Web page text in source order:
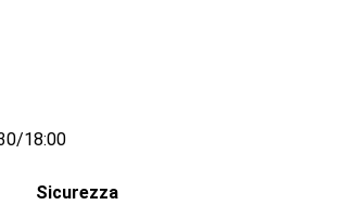
18:00
Sicurezza